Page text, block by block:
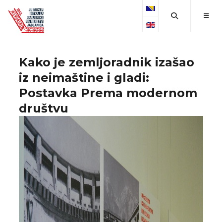
Select your language
Kako je zemljoradnik izašao
iz neimaštine i gladi:
Postavka Prema modernom
društvu